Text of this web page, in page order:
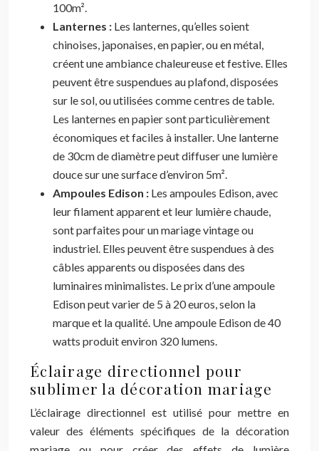
100m².
Lanternes : Les lanternes, qu’elles soient
chinoises, japonaises, en papier, ou en métal,
créent une ambiance chaleureuse et festive. Elles
peuvent être suspendues au plafond, disposées
sur le sol, ou utilisées comme centres de table.
Les lanternes en papier sont particulièrement
économiques et faciles à installer. Une lanterne
de 30cm de diamètre peut diffuser une lumière
douce sur une surface d’environ 5m².
Ampoules Edison : Les ampoules Edison, avec
leur filament apparent et leur lumière chaude,
sont parfaites pour un mariage vintage ou
industriel. Elles peuvent être suspendues à des
câbles apparents ou disposées dans des
luminaires minimalistes. Le prix d’une ampoule
Edison peut varier de 5 à 20 euros, selon la
marque et la qualité. Une ampoule Edison de 40
watts produit environ 320 lumens.
Éclairage directionnel pour
sublimer la décoration mariage
L’éclairage directionnel est utilisé pour mettre en
valeur des éléments spécifiques de la décoration